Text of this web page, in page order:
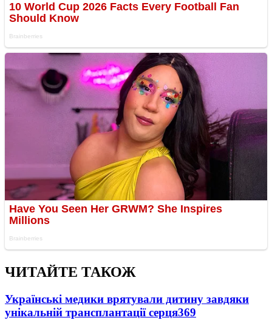
ЧИТАЙТЕ ТАКОЖ
Українські медики врятували дитину завдяки
унікальній трансплантації серця369